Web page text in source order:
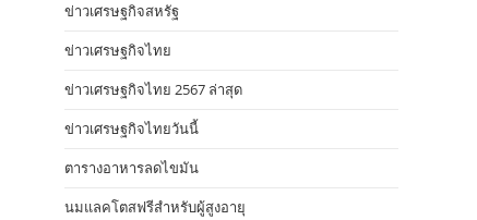
ข่าวเศรษฐกิจสหรัฐ
ข่าวเศรษฐกิจไทย
ข่าวเศรษฐกิจไทย 2567 ล่าสุด
ข่าวเศรษฐกิจไทยวันนี้
ตารางอาหารลดไขมัน
นมแลคโตสฟรีสำหรับผู้สูงอายุ